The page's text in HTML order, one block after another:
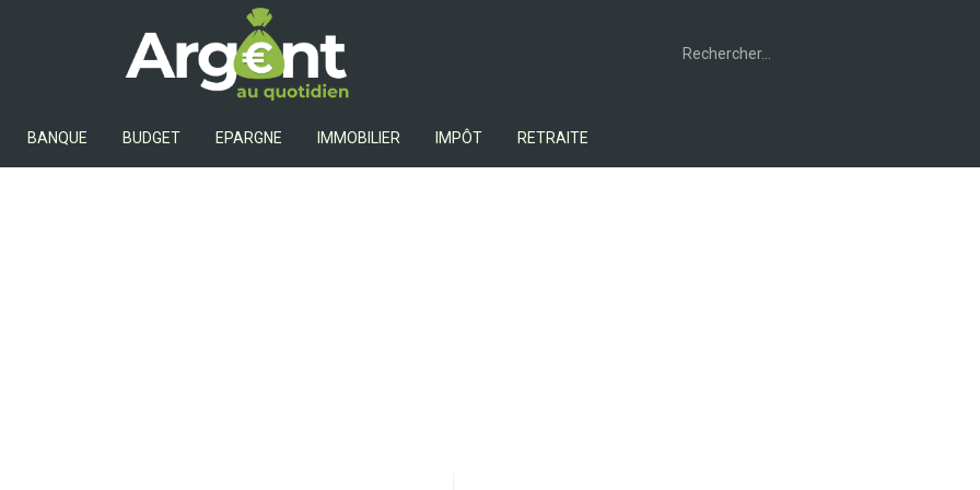
Argent Au Quotidien
Rechercher :
BANQUE BUDGET EPARGNE IMMOBILIER IMPÔT RETRAITE